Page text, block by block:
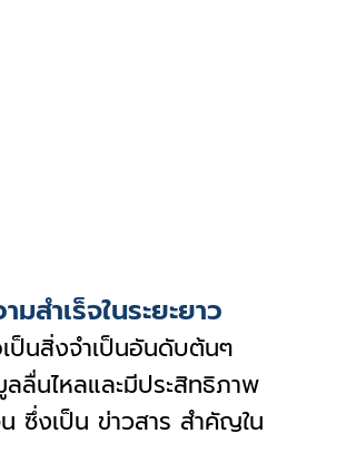
ำเร็จในระยะยาว
เป็นสิ่งจำเป็นอันดับต้นๆ
ลื่นไหลและมีประสิทธิภาพ
ซึ่งเป็น ข่าวสาร สำคัญใน